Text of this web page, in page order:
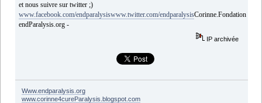
et nous suivre sur twitter ;)
www.facebook.com/endparalysiswww.twitter.com/endparalysisCorinne.Fondation
endParalysis.org -
IP archivée
Www.endparalysis.org
www.corinne4cureParalysis.blogspot.com